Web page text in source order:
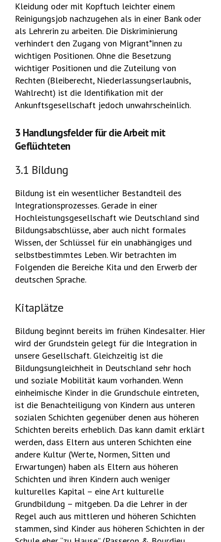
Kleidung oder mit Kopftuch leichter einem
Reinigungsjob nachzugehen als in einer Bank oder
als Lehrerin zu arbeiten. Die Diskriminierung
verhindert den Zugang von Migrant*innen zu
wichtigen Positionen. Ohne die Besetzung
wichtiger Positionen und die Zuteilung von
Rechten (Bleiberecht, Niederlassungserlaubnis,
Wahlrecht) ist die Identifikation mit der
Ankunftsgesellschaft jedoch unwahrscheinlich.
3 Handlungsfelder für die Arbeit mit
Geflüchteten
3.1 Bildung
Bildung ist ein wesentlicher Bestandteil des
Integrationsprozesses. Gerade in einer
Hochleistungsgesellschaft wie Deutschland sind
Bildungsabschlüsse, aber auch nicht formales
Wissen, der Schlüssel für ein unabhängiges und
selbstbestimmtes Leben. Wir betrachten im
Folgenden die Bereiche Kita und den Erwerb der
deutschen Sprache.
Kitaplätze
Bildung beginnt bereits im frühen Kindesalter. Hier
wird der Grundstein gelegt für die Integration in
unsere Gesellschaft. Gleichzeitig ist die
Bildungsungleichheit in Deutschland sehr hoch
und soziale Mobilität kaum vorhanden. Wenn
einheimische Kinder in die Grundschule eintreten,
ist die Benachteiligung von Kindern aus unteren
sozialen Schichten gegenüber denen aus höheren
Schichten bereits erheblich. Das kann damit erklärt
werden, dass Eltern aus unteren Schichten eine
andere Kultur (Werte, Normen, Sitten und
Erwartungen) haben als Eltern aus höheren
Schichten und ihren Kindern auch weniger
kulturelles Kapital – eine Art kulturelle
Grundbildung – mitgeben. Da die Lehrer in der
Regel auch aus mittleren und höheren Schichten
stammen, sind Kinder aus höheren Schichten in der